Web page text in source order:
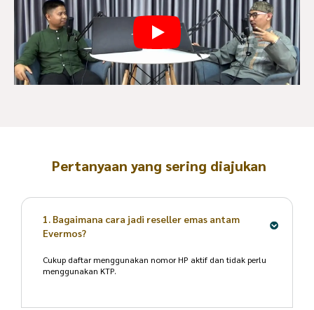
Pertanyaan yang sering diajukan
1. Bagaimana cara jadi reseller emas antam
Evermos?
Cukup daftar menggunakan nomor HP aktif dan tidak perlu
menggunakan KTP.